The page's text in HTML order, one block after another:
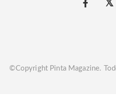
©Copyright Pinta Magazine.